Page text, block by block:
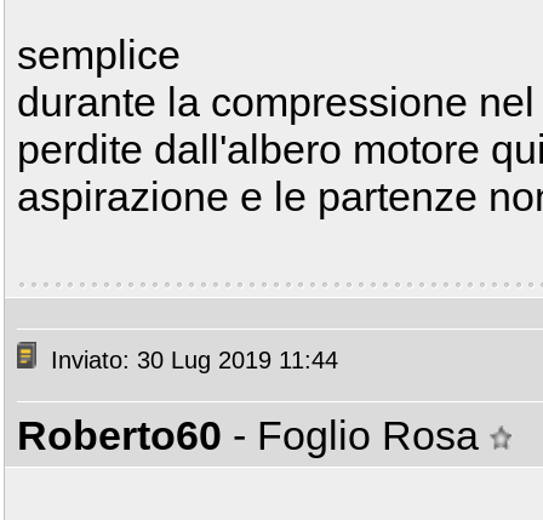
semplice
durante la compressione
perdite dall'albero motore
aspirazione e le partenze
Inviato: 30 Lug 2019 11:44
Roberto60 - Foglio Rosa